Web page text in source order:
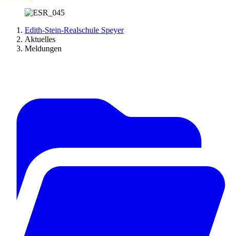
Edith-Stein-Realschule Speyer
Aktuelles
Meldungen